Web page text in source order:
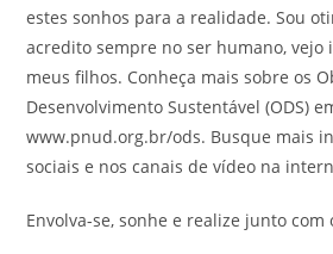
estes sonhos para a realidade. Sou
acredito sempre no ser humano, vejo
meus filhos. Conheça mais sobre os
Desenvolvimento Sustentável (ODS)
www.pnud.org.br/ods. Busque mais
sociais e nos canais de vídeo na
Envolva-se, sonhe e realize junto com